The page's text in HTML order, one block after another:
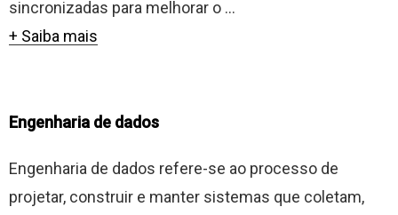
sincronizadas para melhorar o ...
+ Saiba mais
Engenharia de dados
Engenharia de dados refere-se ao processo de
projetar, construir e manter sistemas que coletam,